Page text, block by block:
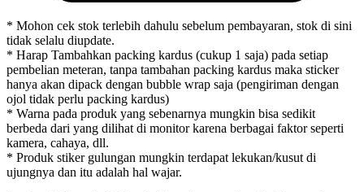
* Mohon cek stok terlebih dahulu sebelum pembayaran, stok di sini
tidak selalu diupdate.
* Harap Tambahkan packing kardus (cukup 1 saja) pada setiap
pembelian meteran, tanpa tambahan packing kardus maka sticker
hanya akan dipack dengan bubble wrap saja (pengiriman dengan
ojol tidak perlu packing kardus)
* Warna pada produk yang sebenarnya mungkin bisa sedikit
berbeda dari yang dilihat di monitor karena berbagai faktor seperti
kamera, cahaya, dll.
* Produk stiker gulungan mungkin terdapat lekukan/kusut di
ujungnya dan itu adalah hal wajar.